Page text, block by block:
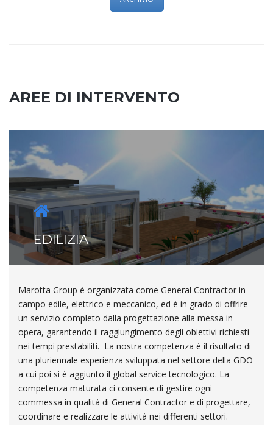
AREE DI INTERVENTO
EDILIZIA
Marotta Group è organizzata come General Contractor in
campo edile, elettrico e meccanico, ed è in grado di offrire
un servizio completo dalla progettazione alla messa in
opera, garantendo il raggiungimento degli obiettivi richiesti
nei tempi prestabiliti. La nostra competenza è il risultato di
una pluriennale esperienza sviluppata nel settore della GDO
a cui poi si è aggiunto il global service tecnologico. La
competenza maturata ci consente di gestire ogni
commessa in qualità di General Contractor e di progettare,
coordinare e realizzare le attività nei differenti settori.